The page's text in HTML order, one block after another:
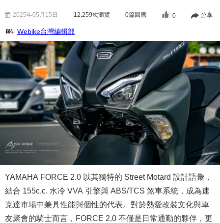
2025年05月15日 12,259次瀏覽 0篇回應 0 分享
Webike台灣編輯部
YAMAHA FORCE 2.0 以其獨特的 Street Motard 設計語彙，
結合 155c.c. 水冷 VVA 引擎與 ABS/TCS 煞車系統，成為速
克達市場中兼具性能與個性的代表。對於熱愛改裝文化與車
友聚會的騎士而言，FORCE 2.0 不僅是日常通勤的夥伴，更